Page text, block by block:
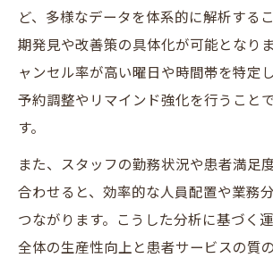
ど、多様なデータを体系的に解析する
期発見や改善策の具体化が可能となり
ャンセル率が高い曜日や時間帯を特定
予約調整やリマインド強化を行うこと
す。
また、スタッフの勤務状況や患者満足
合わせると、効率的な人員配置や業務
つながります。こうした分析に基づく
全体の生産性向上と患者サービスの質